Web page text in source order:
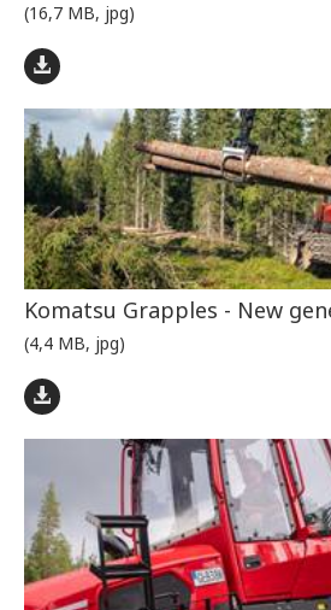
(16,7 MB, jpg)
Komatsu Grapples - New
(4,4 MB, jpg)